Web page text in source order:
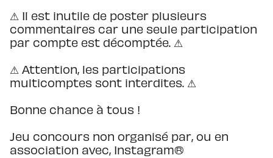
⚠ Il est inutile de poster plusieurs
commentaires car une seule participation
par compte est décomptée. ⚠
⚠ Attention, les participations
multicomptes sont interdites. ⚠
Bonne chance à tous !
Jeu concours non organisé par, ou en
association avec, Instagram®️